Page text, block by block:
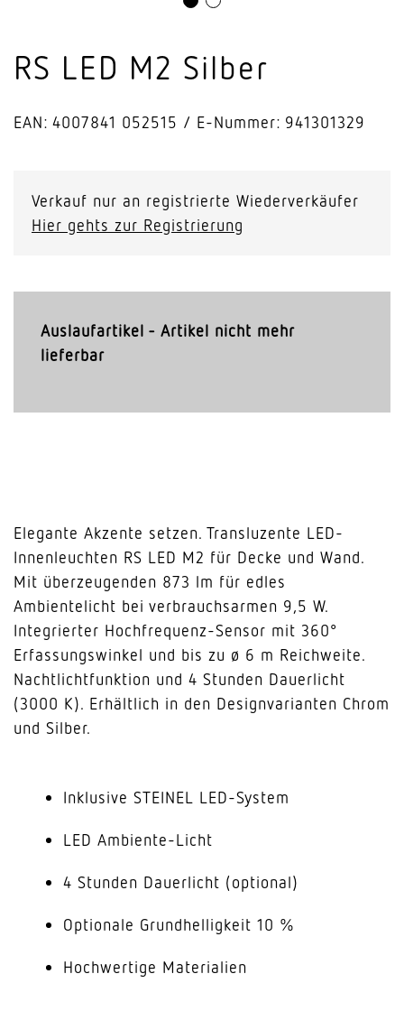
RS LED M2 Silber
EAN: 4007841 052515 E-Nummer: 941301329
Verkauf nur an registrierte Wiederverkäufer
Hier gehts zur Registrierung
Auslaufartikel - Artikel nicht mehr
lieferbar
Elegante Akzente setzen. Transluzente LED-
Innenleuchten RS LED M2 für Decke und Wand.
Mit überzeugenden 873 lm für edles
Ambientelicht bei verbrauchsarmen 9,5 W.
Integrierter Hochfrequenz-Sensor mit 360°
Erfassungswinkel und bis zu ø 6 m Reichweite.
Nachtlichtfunktion und 4 Stunden Dauerlicht
(3000 K). Erhältlich in den Designvarianten Chrom
und Silber.
Inklusive STEINEL LED-System
LED Ambiente-Licht
4 Stunden Dauerlicht (optional)
Optionale Grundhelligkeit 10 %
Hochwertige Materialien